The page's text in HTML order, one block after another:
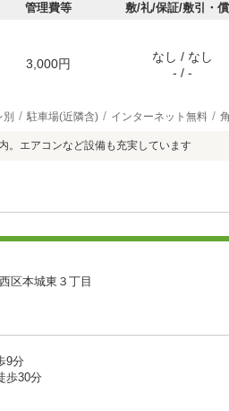
管理費等 敷/礼/保証/敷引・
3,000円
なし / なし
- / -
駐車場(近隣含) インターネット無料
。エアコンなど設備も充実しています
区本城東３丁目
9分
歩30分